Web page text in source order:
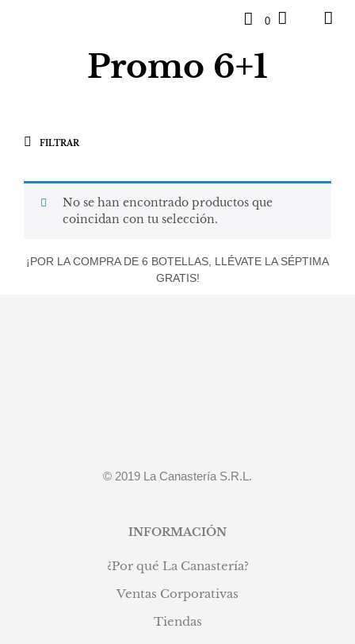
0
Promo 6+1
FILTRAR
No se han encontrado productos que
coincidan con tu selección.
¡POR LA COMPRA DE 6 BOTELLAS, LLÉVATE LA SÉPTIMA
GRATIS!
© 2019 La Canastería S.R.L.
INFORMACIÓN
¿Por qué La Canastería?
Ventas Corporativas
Tiendas